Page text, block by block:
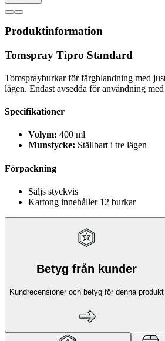
Produktinformation
Tomspray Tipro Standard
Tomsprayburkar för färgblandning med
lägen. Endast avsedda för användning
Specifikationer
Volym: 400 ml
Munstycke: Ställbart i tre lägen
Förpackning
Säljs styckvis
Kartong innehåller 12 burkar
Betyg från kunder
Kundrecensioner och betyg för denna produkt